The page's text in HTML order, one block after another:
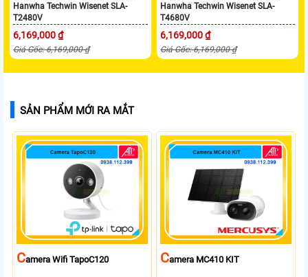
Hanwha Techwin Wisenet SLA-
T2480V
6,169,000 ₫
Giá Gốc: 6,169,000 ₫
Hanwha Techwin Wisenet SLA-
T4680V
6,169,000 ₫
Giá Gốc: 6,169,000 ₫
SẢN PHẨM MỚI RA MẮT
CAmera Wifi TapoC120 CAmera MC410 KIT